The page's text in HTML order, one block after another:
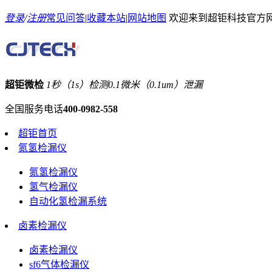
登录/注册常见问答|收藏本站| 网站地图 欢迎来到超钜科技官方
超钜微检 1秒（1s）检测0.1微米（0.1um）泄漏
全国服务电话400-0982-558
超钜首页
氮氢检漏仪
氮氢检漏仪
氢气检漏仪
自动化氢检漏系统
卤素检漏仪
卤素检漏仪
sf6气体检漏仪